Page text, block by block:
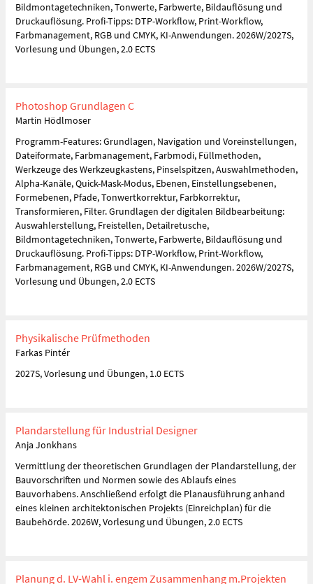
Bildmontagetechniken, Tonwerte, Farbwerte, Bildauflösung und
Druckauflösung. Profi-Tipps: DTP-Workflow, Print-Workflow,
Farbmanagement, RGB und CMYK, KI-Anwendungen. 2026W/2027S,
Vorlesung und Übungen, 2.0 ECTS
Photoshop Grundlagen C
Martin Hödlmoser
Programm-Features: Grundlagen, Navigation und Voreinstellungen,
Dateiformate, Farbmanagement, Farbmodi, Füllmethoden,
Werkzeuge des Werkzeugkastens, Pinselspitzen, Auswahlmethoden,
Alpha-Kanäle, Quick-Mask-Modus, Ebenen, Einstellungsebenen,
Formebenen, Pfade, Tonwertkorrektur, Farbkorrektur,
Transformieren, Filter. Grundlagen der digitalen Bildbearbeitung:
Auswahlerstellung, Freistellen, Detailretusche,
Bildmontagetechniken, Tonwerte, Farbwerte, Bildauflösung und
Druckauflösung. Profi-Tipps: DTP-Workflow, Print-Workflow,
Farbmanagement, RGB und CMYK, KI-Anwendungen. 2026W/2027S,
Vorlesung und Übungen, 2.0 ECTS
Physikalische Prüfmethoden
Farkas Pintér
2027S, Vorlesung und Übungen, 1.0 ECTS
Plandarstellung für Industrial Designer
Anja Jonkhans
Vermittlung der theoretischen Grundlagen der Plandarstellung, der
Bauvorschriften und Normen sowie des Ablaufs eines
Bauvorhabens. Anschließend erfolgt die Planausführung anhand
eines kleinen architektonischen Projekts (Einreichplan) für die
Baubehörde. 2026W, Vorlesung und Übungen, 2.0 ECTS
Planung d. LV-Wahl i. engem Zusammenhang m.Projekten